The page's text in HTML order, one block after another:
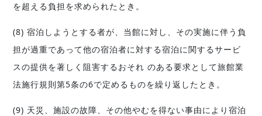
を超える負担を求められたとき。
(8) 宿泊しようとする者が、当館に対し、その実施に伴う負
担が過重であって他の宿泊者に対する宿泊に関するサービ
スの提供を著しく阻害するおそれ のある要求として旅館業
法施行規則第5条の6で定めるものを繰り返したとき。
(9) 天災、施設の故障、その他やむを得ない事由により宿泊